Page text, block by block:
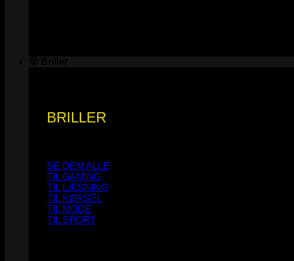
BRILLER
SE DEM ALLE
TIL GAMING
TIL LÆSNING
TIL KØRSEL
TIL MODE
TIL SPORT